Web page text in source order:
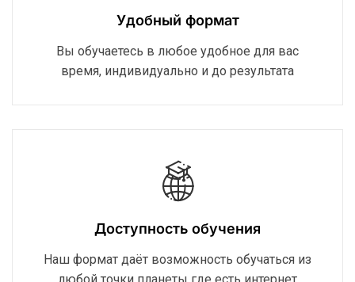
Удобный формат
Вы обучаетесь в любое удобное для вас
время, индивидуально и до результата
Доступность обучения
Наш формат даёт возможность обучаться из